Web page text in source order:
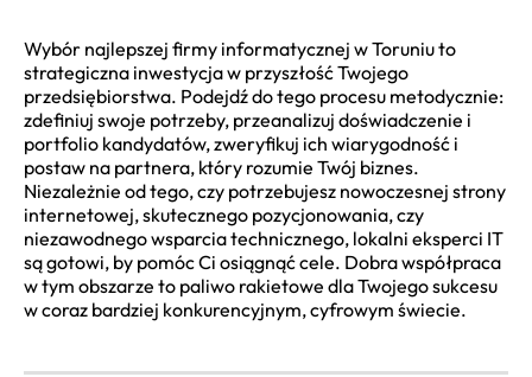
Wybór najlepszej firmy informatycznej w Toruniu to
strategiczna inwestycja w przyszłość Twojego
przedsiębiorstwa. Podejdź do tego procesu metodycznie:
zdefiniuj swoje potrzeby, przeanalizuj doświadczenie i
portfolio kandydatów, zweryfikuj ich wiarygodność i
postaw na partnera, który rozumie Twój biznes.
Niezależnie od tego, czy potrzebujesz nowoczesnej strony
internetowej, skutecznego pozycjonowania, czy
niezawodnego wsparcia technicznego, lokalni eksperci IT
są gotowi, by pomóc Ci osiągnąć cele. Dobra współpraca
w tym obszarze to paliwo rakietowe dla Twojego sukcesu
w coraz bardziej konkurencyjnym, cyfrowym świecie.